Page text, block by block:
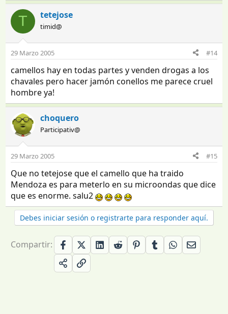
T tetejose
timid@
29 Marzo 2005 #14
camellos hay en todas partes y venden drogas a los
chavales pero hacer jamón conellos me parece cruel
hombre ya!
choquero
Participativ@
29 Marzo 2005 #15
Que no tetejose que el camello que ha traido
Mendoza es para meterlo en su microondas que dice
que es enorme. salu2
Debes iniciar sesión o registrarte para responder aquí.
Compartir: